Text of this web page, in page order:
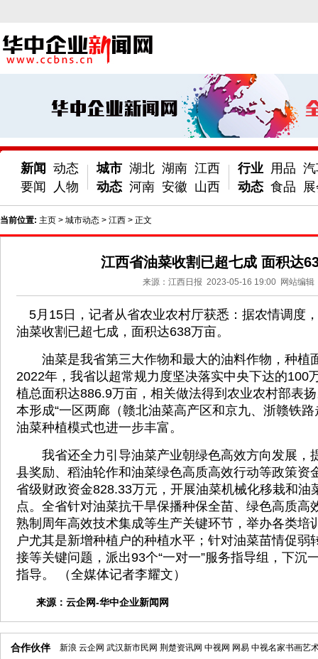
新闻
要闻
动态
人物
城市
动态
湖北 湖南 江西
河南 安徽 山西
行业
动态
用品
食品
当前位置: 主页 > 城市动态 > 江西 > 正文
江西省油菜收割已超七成 面积达
来源：江西日报 2023-05-16 19:00 网站编辑
5月15日，记者从省农业农村厅获悉：据农情调度
油菜收割已超七成，面积达638万亩。
油菜是我省第三大作物和最大的油料作物，种植
2022年，我省以超常规力度坚决落实中央下达的100
植总面积达886.9万亩，相关做法得到农业农村部表
本形成“一区两廊（赣北油菜高产区和京九、浙赣铁
油菜种植模式也进一步丰富。
我省还全力引导油菜产业朝绿色高效方向发展，
县奖励、稻油轮作和油菜绿色高质高效行动等政策资
省级财政资金828.33万元，开展油菜机械化移栽和油
点。全省针对油菜抗干旱保播种保全苗、绿色高质高
熟制周年高效技术集成等生产关键环节，举办各类培
户尤其是新增种植户的种植水平；针对油菜苗情促弱
接等关键问题，派出93个“一对一”服务指导组，下沉
指导。 （全媒体记者李耀文）
来源： 云企网-华中企业新闻网
合作伙伴 新浪 云企网 武汉新市民网 荆楚资讯网 中视网 网易 中视名家书画艺